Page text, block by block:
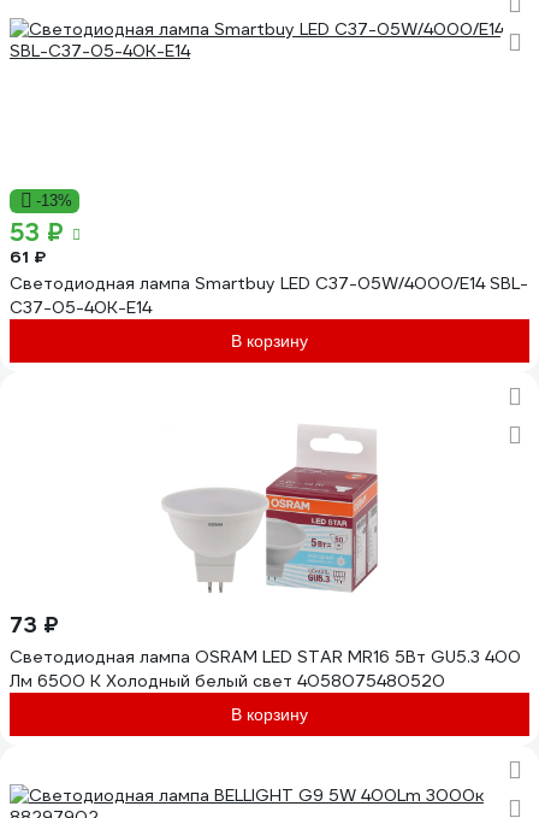
-13%
53 ₽
61 ₽
Светодиодная лампа Smartbuy LED C37-05W/4000/E14 SBL-
C37-05-40K-E14
В корзину
73 ₽
Светодиодная лампа OSRAM LED STAR MR16 5Вт GU5.3 400
Лм 6500 К Холодный белый свет 4058075480520
В корзину